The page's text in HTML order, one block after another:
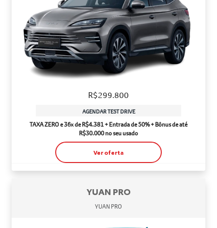
R$299.800
AGENDAR TEST DRIVE
TAXA ZERO e 36x de R$4.381 + Entrada de 50% + Bônus de até
R$30.000 no seu usado
Ver oferta
YUAN PRO
YUAN PRO